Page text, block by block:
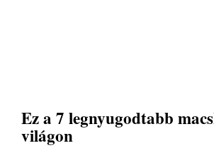
Ez a 7 legnyugodtabb
világon